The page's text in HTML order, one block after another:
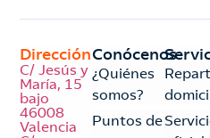
Dirección
C/ Jesús y
María, 15
bajo
46008
Valencia
Conócenos
¿Quiénes
somos?
Puntos de